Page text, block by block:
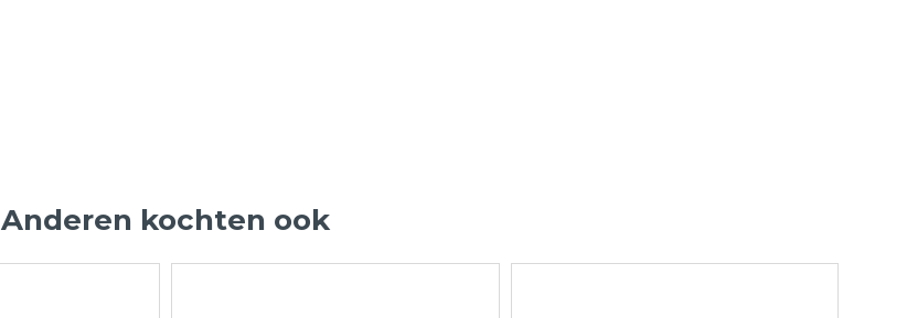
Anderen kochten ook